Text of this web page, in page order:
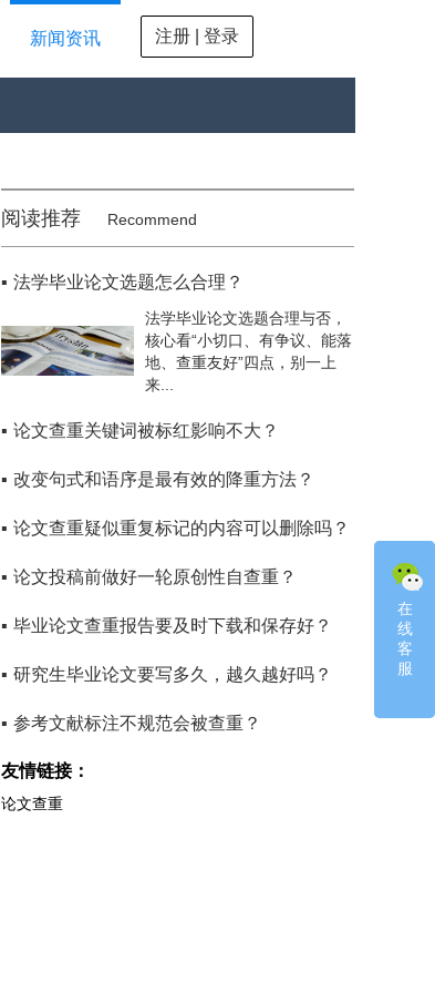
新闻资讯 注册 | 登录
在
线
客
服
阅读推荐 Recommend
▪ 法学毕业论文选题怎么合理？
法学毕业论文选题合理与否，
核心看“小切口、有争议、能落
地、查重友好”四点，别一上
来...
▪ 论文查重关键词被标红影响不大？
▪ 改变句式和语序是最有效的降重方法？
▪ 论文查重疑似重复标记的内容可以删除吗？
▪ 论文投稿前做好一轮原创性自查重？
▪ 毕业论文查重报告要及时下载和保存好？
▪ 研究生毕业论文要写多久，越久越好吗？
▪ 参考文献标注不规范会被查重？
友情链接：
论文查重
在
线
客
服